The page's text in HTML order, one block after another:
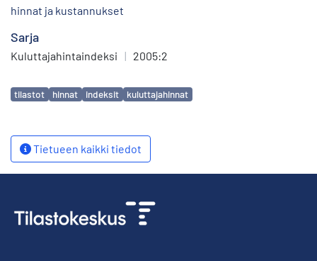
hinnat ja kustannukset
Sarja
Kuluttajahintaindeksi | 2005:2
Avainsanat
tilastot hinnat indeksit kuluttajahinnat
Tietueen kaikki tiedot